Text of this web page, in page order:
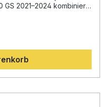
2021–2024 kombiniert
dieser Auspuff eine
Gewicht im Vergleich
Handling Ihres
Fertigung nach DIN-
und Langlebigkeit.
Fahrspaß und einen